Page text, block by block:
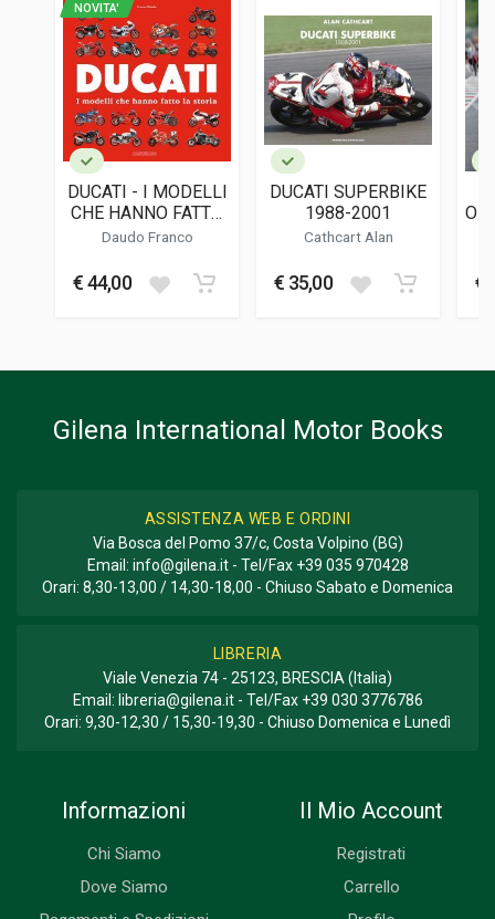
NOVITA'
DUCATI - I MODELLI
CHE HANNO FATTO
LA STORIA
Daudo Franco
€ 44,00
DUCATI SUPERBIKE
1988-2001
Cathcart Alan
€ 35,00 €
Gilena International Motor Books
ASSISTENZA WEB E ORDINI
Via Bosca del Pomo 37/c, Costa Volpino (BG)
Email: info@gilena.it- Tel/Fax +39 035 970428
Orari: 8,30-13,00 / 14,30-18,00 - Chiuso Sabato e Domenica
LIBRERIA
Viale Venezia 74 - 25123, BRESCIA (Italia)
Email: libreria@gilena.it- Tel/Fax +39 030 3776786
Orari: 9,30-12,30 / 15,30-19,30 - Chiuso Domenica e Lunedì
Informazioni
Chi Siamo
Dove Siamo
Il Mio Account
Registrati
Carrello